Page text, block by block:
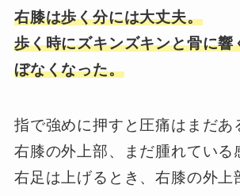
右膝は歩く分には大丈夫。
歩く時にズキンズキンと骨に響
ぼなくなった。
指で強めに押すと圧痛はまだあ
右膝の外上部、まだ腫れている
右足は上げるとき、右膝の外上